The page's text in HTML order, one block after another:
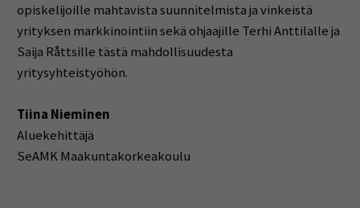
opiskelijoille mahtavista suunnitelmista ja vinkeistä
yrityksen markkinointiin sekä ohjaajille Terhi Anttilalle ja
Saija Råttsille tästä mahdollisuudesta
yritysyhteistyöhön.
Tiina Nieminen
Aluekehittäjä
SeAMK Maakuntakorkeakoulu